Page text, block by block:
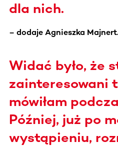
dla nich.
– dodaje Agnieszka Majnert.
Widać było, że
zainteresowani
mówiłam
Później, już po
wystąpieniu,